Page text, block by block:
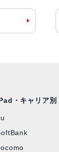
・キャリア別